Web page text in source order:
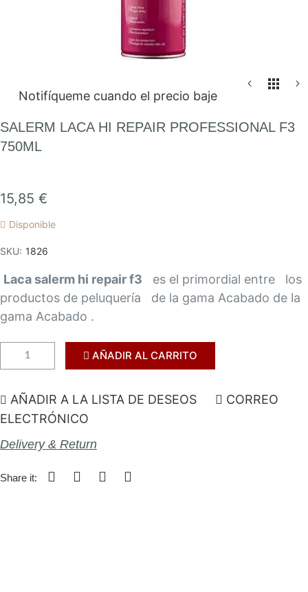
comienzo
de
Notifíqueme cuando el precio baje
SALERM LACA HI REPAIR PROFESSIONAL F3
750ML
15,85 €
Disponible
SKU 1826
Laca salerm hi repair f3 es el primordial entre los
productos de peluquería de la gama Acabado de la
gama Acabado .
AÑADIR AL CARRITO
AÑADIR A LA LISTA DE DESEOS
CORREO
ELECTRÓNICO
Delivery & Return
Share it: